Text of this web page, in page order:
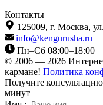
Контакты
125009, г. Москва,
info@kengurusha.ru
Пн–Сб 08:00–18:00
© 2006 — 2026
кармане! Политика
Получите
минут